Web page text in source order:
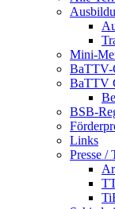
Mini-
BaTTV-
BaTTV
BSB-
Links
Presse